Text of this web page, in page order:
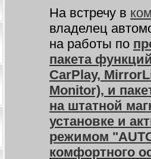
На встречу в
владелец
на работы по
пакета
CarPlay,
Monitor), и
на штатной
установке и
режимом
комфортного